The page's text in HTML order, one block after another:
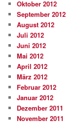
Oktober 2012
September 2012
August 2012
Juli 2012
Juni 2012
Mai 2012
April 2012
März 2012
Februar 2012
Januar 2012
Dezember 2011
November 2011